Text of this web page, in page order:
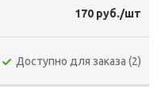
170 руб./шт
Доступно для заказа (2)